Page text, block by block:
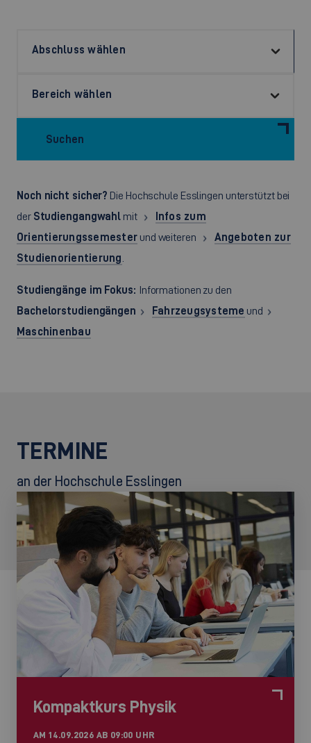
Suchen
Noch nicht sicher? Die Hochschule Esslingen unterstützt bei
der Studiengangwahl mit
Infos zum
Orientierungssemester und weiteren
Angeboten zur
Studienorientierung
Studiengänge im Fokus: Informationen zu den
Bachelorstudiengängen
Fahrzeugsysteme und
Maschinenbau
TERMINE
an der Hochschule Esslingen
Kompaktkurs Physik
AM 14.09.2026 AB 09:00 UHR